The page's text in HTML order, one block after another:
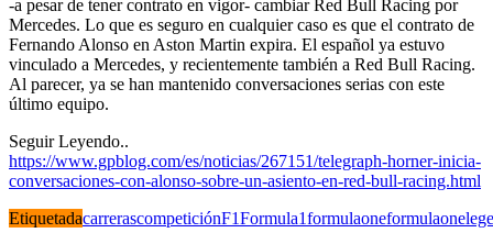
-a pesar de tener contrato en vigor- cambiar Red Bull Racing por
Mercedes. Lo que es seguro en cualquier caso es que el contrato de
Fernando Alonso en Aston Martin expira. El español ya estuvo
vinculado a Mercedes, y recientemente también a Red Bull Racing.
Al parecer, ya se han mantenido conversaciones serias con este
último equipo.
Seguir Leyendo..
https://www.gpblog.com/es/noticias/267151/telegraph-horner-inicia-
conversaciones-con-alonso-sobre-un-asiento-en-red-bull-racing.html
EtiquetadacarrerascompeticiónF1Formula1formulaone